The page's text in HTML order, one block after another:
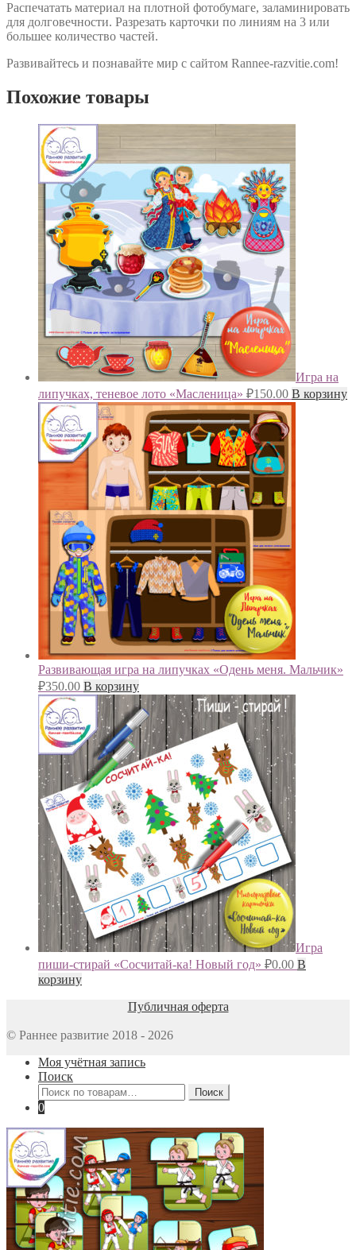
Распечатать материал на плотной фотобумаге, заламинировать
для долговечности. Разрезать карточки по линиям на 3 или
большее количество частей.
Развивайтесь и познавайте мир с сайтом Rannee-razvitie.com!
Похожие товары
Игра на
липучках, теневое лото «Масленица» ₽150.00 В корзину
Развивающая игра на липучках «Одень меня. Мальчик»
₽350.00 В корзину
Игра
пиши-стирай «Сосчитай-ка! Новый год» ₽0.00 В
корзину
Публичная оферта
© Раннее развитие 2018 - 2026
Моя учётная запись
Поиск
Искать:
Поиск
0